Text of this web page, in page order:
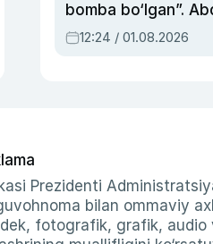
bomba bo‘lgan”.
Oripovni siyosiy
ayblovlardan asrab
12:24 / 01.08.2026
Prezidenti
bilan ommaviy
fotografik, grafik, audio